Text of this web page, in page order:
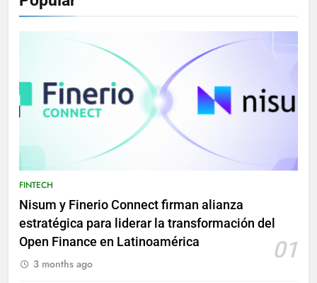
FINTECH
Nisum y Finerio Connect firman alianza
estratégica para liderar la transformación del
Open Finance en Latinoamérica
01
3 months ago